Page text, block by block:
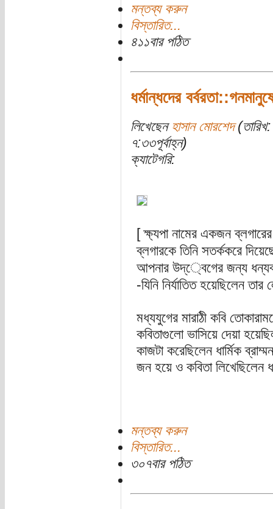
মন্তব্য করুন
বিস্তারিত...
৪১১বার পঠিত
ধর্মান্ধদের
লিখেছেন হাসান মোরশেদ
৭:৩৩পূর্বাহ্ন)
ক্যাটেগরি:
[ ক্ষ্যপা নামের একজন
ব্লগারকে তিনি সতর্ককরে
আপনার উদ্্বেগের জন্য
-যিনি নির্যাতিত হয়েছিলেন
মধ্যযুগের মারাঠী কবি
কবিতাগুলো ভাসিয়ে দেয়া
কাজটা করেছিলেন ধার্মিক
জন হয়ে ও কবিতা লিখেছিলেন
মন্তব্য করুন
বিস্তারিত...
৩০৭বার পঠিত